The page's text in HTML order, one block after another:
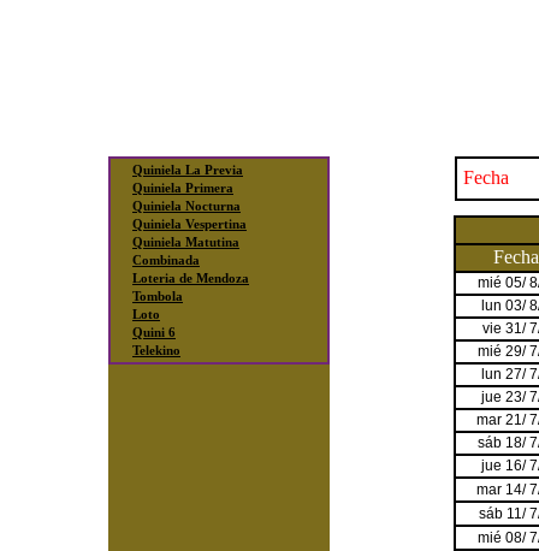
Quiniela La Previa
Quiniela Primera
Quiniela Nocturna
Quiniela Vespertina
Quiniela Matutina
Combinada
Loteria de Mendoza
Tombola
Loto
Quini 6
Telekino
Fecha
Fecha
mié 05/
lun 03/
vie 31/
mié 29/
lun 27/
jue 23/
mar 21/
sáb 18/
jue 16/
mar 14/
sáb 11/
mié 08/